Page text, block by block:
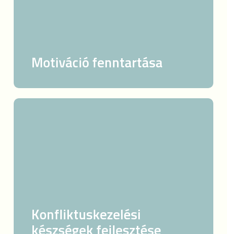
Motiváció fenntartása
Konfliktuskezelési
Konfliktuskezelési
készségek fejlesztése